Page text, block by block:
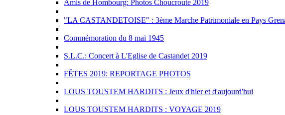
Amis de Hombourg: Photos Choucroute 2019
"LA CASTANDETOISE" : 3ème Marche Patrimoniale en Pays
Commémoration du 8 mai 1945
S.L.C.: Concert à L'Eglise de Castandet 2019
FÊTES 2019: REPORTAGE PHOTOS
LOUS TOUSTEM HARDITS : Jeux d'hier et d'aujourd'hui
LOUS TOUSTEM HARDITS : VOYAGE 2019